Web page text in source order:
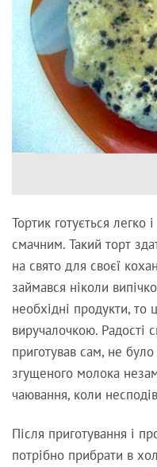
Тортик готується
смачним. Такий торт
на свято для своєї
займався ніколи
необхідні продукти,
виручалочкою. Радості
приготував сам, не
згущеного молока
чаювання, коли
Після приготування і
потрібно прибрати в